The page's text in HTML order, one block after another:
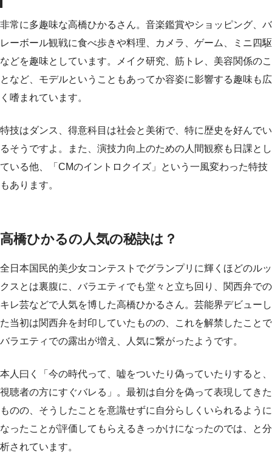
非常に多趣味な高橋ひかるさん。音楽鑑賞やショッピング、バ
レーボール観戦に食べ歩きや料理、カメラ、ゲーム、ミニ四駆
などを趣味としています。メイク研究、筋トレ、美容関係のこ
となど、モデルということもあってか容姿に影響する趣味も広
く嗜まれています。
特技はダンス、得意科目は社会と美術で、特に歴史を好んでい
るそうですよ。また、演技力向上のための人間観察も日課とし
ている他、「CMのイントロクイズ」という一風変わった特技
もあります。
高橋ひかるの人気の秘訣は？
全日本国民的美少女コンテストでグランプリに輝くほどのルッ
クスとは裏腹に、バラエティでも堂々と立ち回り、関西弁での
キレ芸などで人気を博した高橋ひかるさん。芸能界デビューし
た当初は関西弁を封印していたものの、これを解禁したことで
バラエティでの露出が増え、人気に繋がったようです。
本人曰く「今の時代って、嘘をついたり偽っていたりすると、
視聴者の方にすぐバレる」。最初は自分を偽って表現してきた
ものの、そうしたことを意識せずに自分らしくいられるように
なったことが評価してもらえるきっかけになったのでは、と分
析されています。